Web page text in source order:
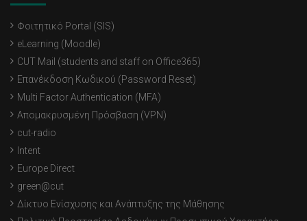
Φοιτητικό Portal (SIS)
eLearning (Moodle)
CUT Mail (students and staff on Office365)
Επανέκδοση Κωδικού (Password Reset)
Multi Factor Authentication (MFA)
Απομακρυσμένη Πρόσβαση (VPN)
cut-radio
Intent
Europe Direct
green@cut
Δίκτυο Ενίσχυσης και Ανάπτυξης της Μάθησης